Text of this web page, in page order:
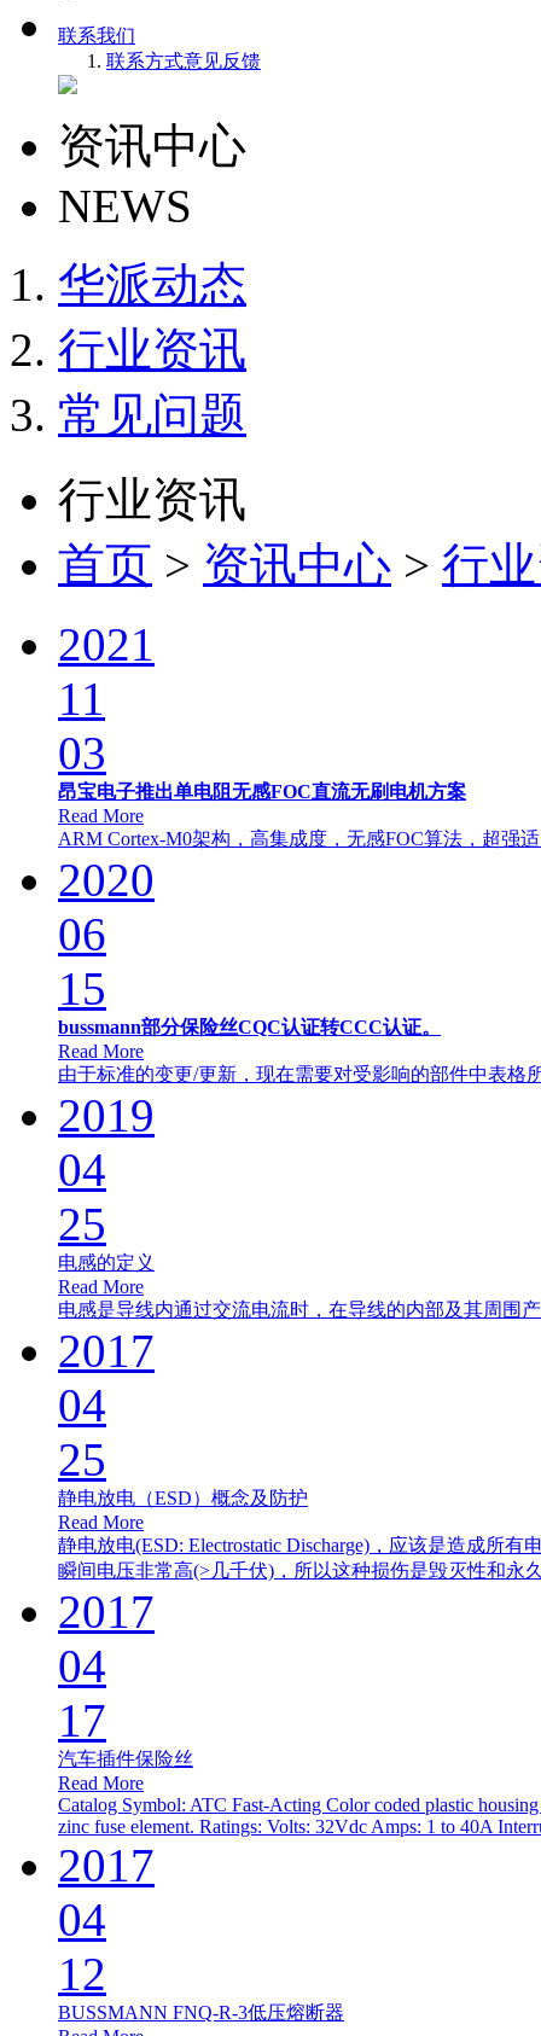
联系我们
联系方式意见反馈
资讯中心
NEWS
华派动态
行业资讯
常见问题
行业资讯
首页 > 资讯中心 > 行
2021
11
03
昂宝电子推出单电阻无感FOC直流无刷电机方案
Read More
ARM Cortex-M0架构，高集成度，无感FOC算法，超强
2020
06
15
bussmann部分保险丝CQC认证转CCC认证。
Read More
由于标准的变更/更新，现在需要对受影响的部件中表格
2019
04
25
电感的定义
Read More
电感是导线内通过交流电流时，在导线的内部及其周围
2017
04
25
静电放电（ESD）概念及防护
Read More
静电放电(ESD: Electrostatic Discharge)，应该是造成所
瞬间电压非常高(>几千伏)，所以这种损伤是毁灭性和永
2017
04
17
汽车插件保险丝
Read More
Catalog Symbol: ATC Fast-Acting Color coded plastic
zinc fuse element. Ratings: Volts: 32Vdc Amps: 1 to 40A
2017
04
12
BUSSMANN FNQ-R-3低压熔断器